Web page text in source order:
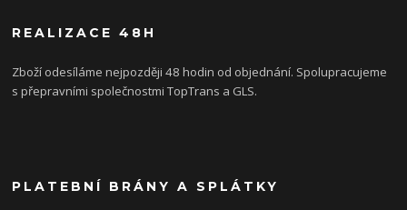
REALIZACE 48H
Zboží odesíláme nejpozději 48 hodin od objednání. Spolupracujeme
s přepravními společnostmi TopTrans a GLS.
PLATEBNÍ BRÁNY A SPLÁTKY